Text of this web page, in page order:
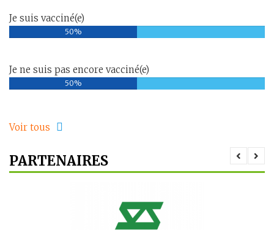
Je suis vacciné(e)
50%
Je ne suis pas encore vacciné(e)
50%
Voir tous
PARTENAIRES